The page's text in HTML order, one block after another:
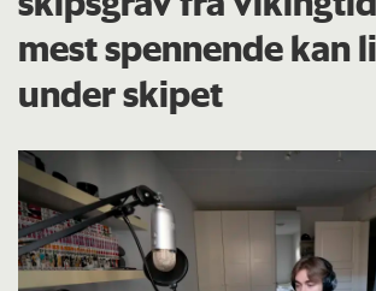
mest spennende kan
under skipet